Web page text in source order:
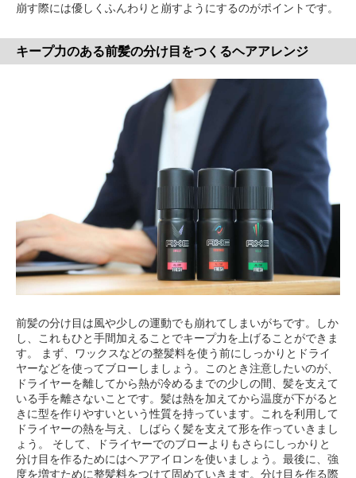
崩す際には優しくふんわりと崩すようにするのがポイントです。
キープ力のある前髪の分け目をつくるヘアアレンジ
前髪の分け目は風や少しの運動でも崩れてしまいがちです。しか
し、これもひと手間加えることでキープ力を上げることができま
す。 まず、ワックスなどの整髪料を使う前にしっかりとドライ
ヤーなどを使ってブローしましょう。このとき注意したいのが、
ドライヤーを離してから熱が冷めるまでの少しの間、髪を支えて
いる手を離さないことです。髪は熱を加えてから温度が下がると
きに型を作りやすいという性質を持っています。これを利用して
ドライヤーの熱を与え、しばらく髪を支えて形を作っていきまし
ょう。 そして、ドライヤーでのブローよりもさらにしっかりと
分け目を作るためにはヘアアイロンを使いましょう。最後に、強
度を増すために整髪料をつけて固めていきます。分け目を作る際